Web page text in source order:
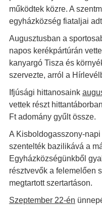
működtek közre. A
egyházközség fiataljai
Augusztusban a
napos kerékpártúrán
kanyargó Tisza és
szervezte, arról a
Ifjúsági hittanosaink
vettek részt
Ft adomány gyűlt össze.
A Kisboldogasszony-napi
szentelték bazilikává a
Egyházközségünkből
résztvevők a felemelően
megtartott szertartáson.
Szeptember 22-én